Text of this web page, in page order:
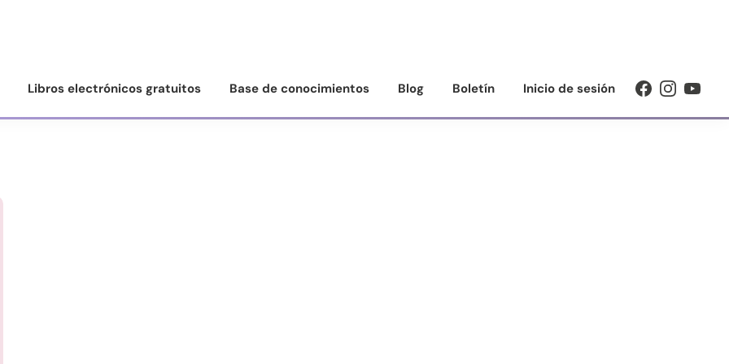
Libros electrónicos gratuitos Base de conocimientos Blog Boletín Inicio de sesión